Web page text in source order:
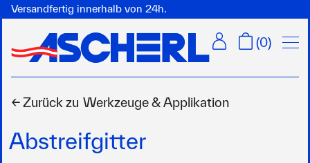
Versandfertig innerhalb von 24h.
(0)
← Zurück zu Werkzeuge & Applikation
Abstreifgitter